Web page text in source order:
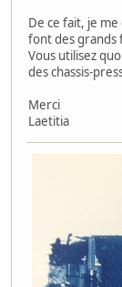
De ce fait, je
font des grands
Vous utilisez
des chassis-
Merci
Laetitia